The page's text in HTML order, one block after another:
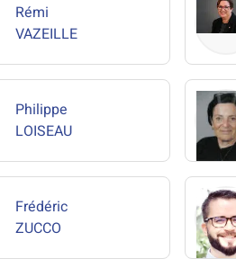
Rémi
VAZEILLE
Philippe
LOISEAU
Frédéric
ZUCCO